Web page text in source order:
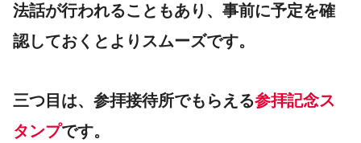
法話が行われることもあり、事前に予定を確
認しておくとよりスムーズです。
三つ目は、参拝接待所でもらえる参拝記念ス
タンプです。